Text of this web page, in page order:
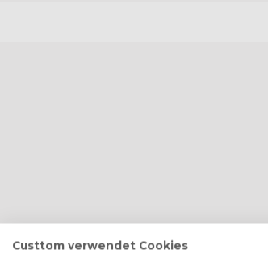
Custtom verwendet Cookies